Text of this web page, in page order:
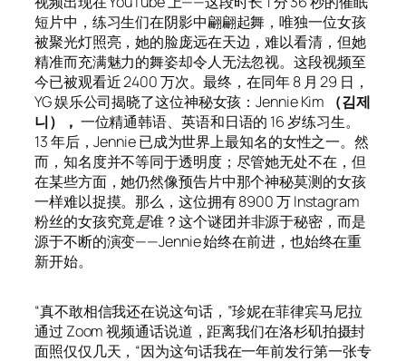
短片中，练习生们在阴影中翩翩起舞，唯独一位女孩
被聚光灯照亮，她的脸庞远在天边，难以看清，但她
精准而充满魅力的舞姿却令人无法忽视。这段视频至
今已被观看近 2400 万次。最终，在同年 8 月 29 日，
YG 娱乐公司揭晓了这位神秘女孩：Jennie Kim
（김제
니）， 一位精通韩语、英语和日语的 16 岁练习生。
13 年后，Jennie 已成为世界上最知名的女性之一。然
而，知名度并不等同于透明度；尽管她无处不在，但
在某些方面，她仍然像预告片中那个神秘莫测的女孩
一样难以捉摸。那么，这位拥有 8900 万 Instagram
粉丝的女孩究竟是谁？这个谜团并非源于秘密，而是
源于不断的演变——Jennie 始终在前进，也始终在重
新开始。
“真不敢相信我还在说这句话，”珍妮在菲律宾马尼拉
通过 Zoom 视频通话说道，距离我们在洛杉矶拍摄封
面照仅仅几天，“因为这句话我在一年前发行第一张专